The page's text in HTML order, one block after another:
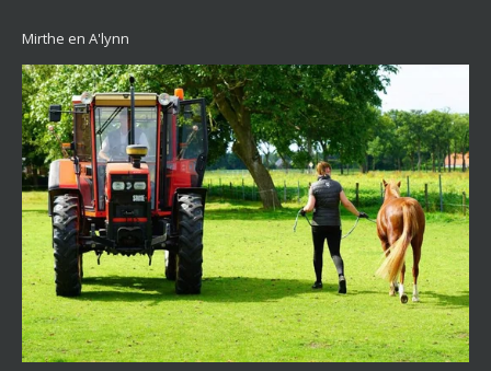
Mirthe en A'lynn